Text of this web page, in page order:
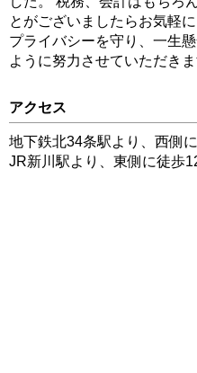
とがございましたらお気軽
プライバシーを守り、一生
ように努力させていただきま
アクセス
地下鉄北34条駅より、西側に
JR新川駅より、東側に徒歩